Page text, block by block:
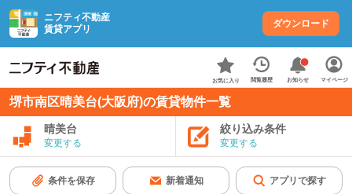
ニフティ不動産
賃貸アプリ
ダウンロード
お気に入り 閲覧履歴 お知らせ マイページ
堺市南区晴美台(大阪府)の賃貸物件一覧
晴美台
変更する
絞り込み条件
変更する
条件を保存 新着通知 アプリで探す